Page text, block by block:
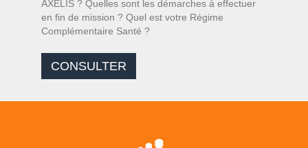
AXELIS ? Quelles sont les démarches à effectuer
en fin de mission ? Quel est votre Régime
Complémentaire Santé ?
CONSULTER